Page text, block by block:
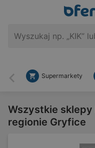
Wstecz
Supermarkety
Wszystkie sklepy
regionie Gryfice